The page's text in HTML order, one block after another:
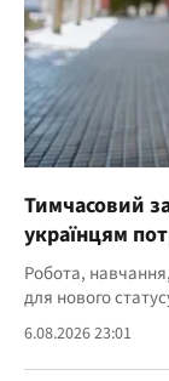
Тимчасовий
українцям
Робота,
для нового
6.08.2026 23:01